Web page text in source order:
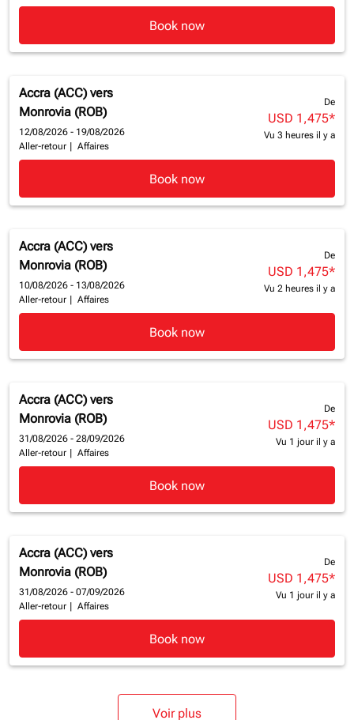
Book now
Accra (ACC) vers
Monrovia (ROB)
12/08/2026 - 19/08/2026
Aller-retour
Affaires
De
USD 1,475*
Vu 3 heures il y a
Book now
Accra (ACC) vers
Monrovia (ROB)
10/08/2026 - 13/08/2026
Aller-retour
Affaires
De
USD 1,475*
Vu 2 heures il y a
Book now
Accra (ACC) vers
Monrovia (ROB)
31/08/2026 - 28/09/2026
Aller-retour
Affaires
De
USD 1,475*
Vu 1 jour il y a
Book now
Accra (ACC) vers
Monrovia (ROB)
31/08/2026 - 07/09/2026
Aller-retour
Affaires
De
USD 1,475*
Vu 1 jour il y a
Book now
Voir plus